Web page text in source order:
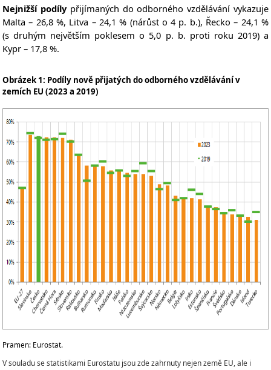
Nejnižší podílypřijímaných do odborného vzdělávání vykazuje
Malta – 26,8 %, Litva – 24,1 % (nárůst o 4 p. b.), Řecko – 24,1 %
(s druhým největším poklesem o 5,0 p. b. proti roku 2019) a
Kypr – 17,8 %.
Obrázek 1: Podíly nově přijatých do odborného vzdělávání v
zemích EU (2023 a 2019)
Pramen: Eurostat.
V souladu se statistikami Eurostatu jsou zde zahrnuty nejen země EU, ale i